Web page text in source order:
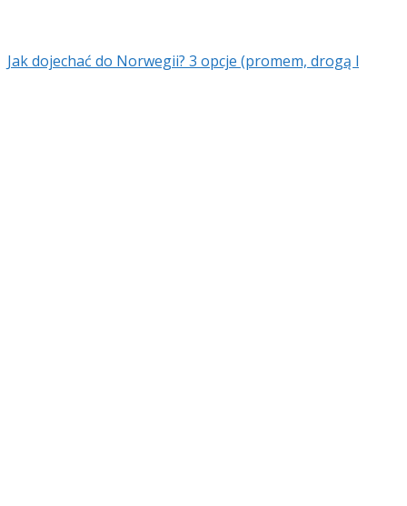
Jak dojechać do Norwegii? 3 opcje (promem, drogą l